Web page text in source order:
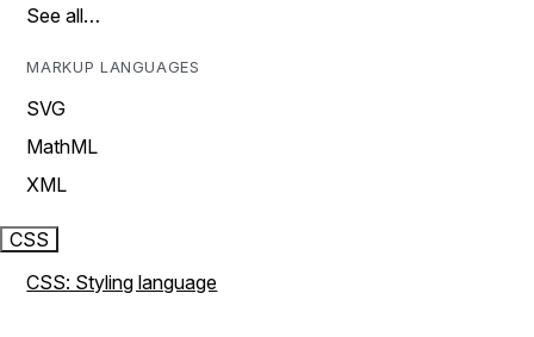
See all…
MARKUP LANGUAGES
SVG
MathML
XML
CSS
CSS: Styling language